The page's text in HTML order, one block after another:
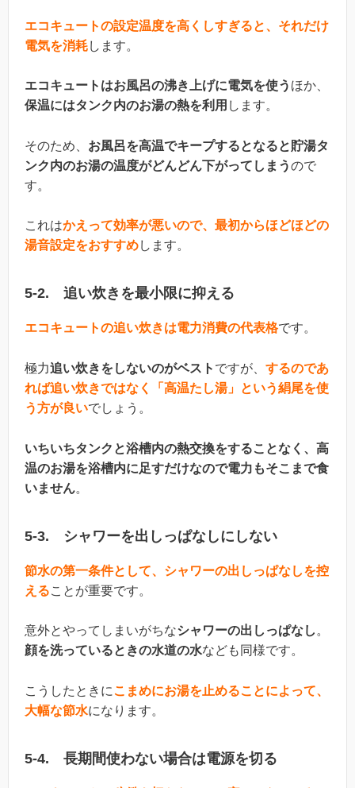
エコキュートの設定温度を高くしすぎると、それだけ
電気を消耗します。
エコキュートはお風呂の沸き上げに電気を使う ほか、
保温にはタンク内のお湯の熱を利用 します。
そのため、 お風呂を高温でキープするとなると貯湯タ
ンク内のお湯の温度がどんどん下がってしまうので
す。
これはかえって効率が悪いので、最初からほどほどの
湯音設定をおすすめします。
5-2. 追い炊きを最小限に抑える
エコキュートの追い炊きは電力消費の代表格です。
極力追い炊きをしないのがベスト ですが、 するのであ
れば追い炊きではなく「高温たし湯」という絹尾を使
う方が良いでしょう。
いちいちタンクと浴槽内の熱交換をすることなく、高
温のお湯を浴槽内に足すだけなので電力もそこまで食
いません。
5-3. シャワーを出しっぱなしにしない
節水の第一条件として、シャワーの出しっぱなしを控
えることが重要です。
意外とやってしまいがちなシャワーの出しっぱなし 。
顔を洗っているときの水道の水なども同様です。
こうしたときにこまめにお湯を止めることによって、
大幅な節水になります。
5-4. 長期間使わない場合は電源を切る